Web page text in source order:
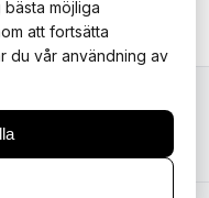
kr
möjliga
att fortsätta
du vår användning av